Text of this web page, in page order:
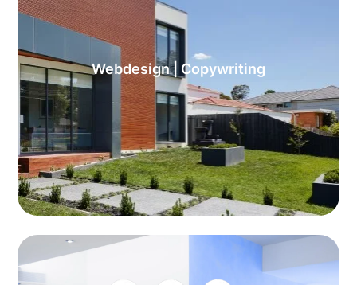
Webdesign | Copywriting